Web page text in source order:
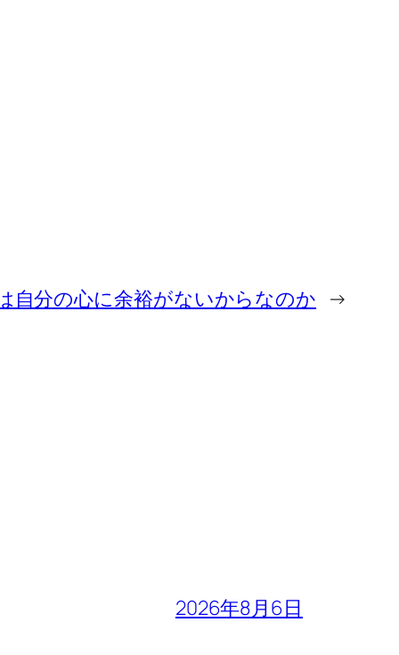
自分の心に余裕がないからなのか →
2026年8月6日